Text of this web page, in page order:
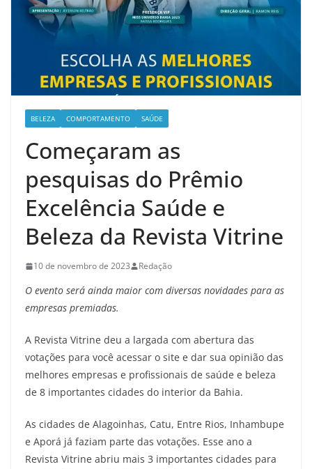
BELEZA COMPORTAMENTO SAÚDE
Começaram as
pesquisas do Prêmio
Excelência Saúde e
Beleza da Revista Vitrine
10 de novembro de 2023 Redação
O evento será ainda maior com diversas novidades para as
empresas premiadas.
A Revista Vitrine deu a largada com abertura das
votações para você acessar o site e dar sua opinião das
melhores empresas e profissionais de saúde e beleza
de 8 importantes cidades do interior da Bahia.
As cidades de Alagoinhas, Catu, Entre Rios, Inhambupe
e Aporá já faziam parte das votações. Esse ano a
Revista Vitrine abriu mais 3 importantes cidades para